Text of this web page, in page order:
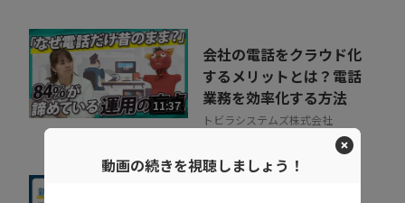
11:37
会社の電話をクラウド化
するメリットとは？電話
業務を効率化する方法
トビラシステムズ株式会社
動画の続きを視聴しましょう！